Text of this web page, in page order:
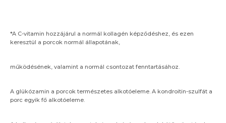
*A C-vitamin hozzájárul a normál kollagén képződéshez, és ezen
keresztül a porcok normál állapotának,
működésének, valamint a normál csontozat fenntartásához.
A glükózamin a porcok természetes alkotóeleme. A kondroitin-szulfát a
porc egyik fő alkotóeleme.